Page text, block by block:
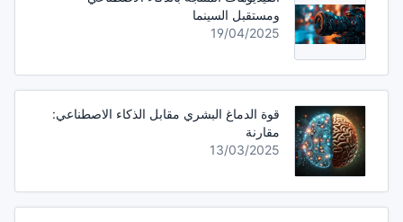
ومستقبل السينما
19/04/2025
قوة الدماغ البشري مقابل الذكاء الاصطناعي:
مقارنة
13/03/2025